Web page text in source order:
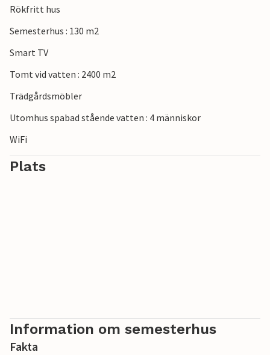
Rökfritt hus
Semesterhus : 130 m2
Smart TV
Tomt vid vatten : 2400 m2
Trädgårdsmöbler
Utomhus spabad stående vatten : 4 människor
WiFi
Plats
Information om semesterhus
Fakta